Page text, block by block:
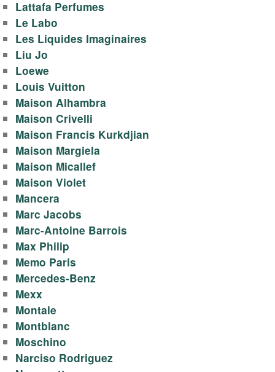
Lattafa Perfumes
Le Labo
Les Liquides Imaginaires
Liu Jo
Loewe
Louis Vuitton
Maison Alhambra
Maison Crivelli
Maison Francis Kurkdjian
Maison Margiela
Maison Micallef
Maison Violet
Mancera
Marc Jacobs
Marc-Antoine Barrois
Max Philip
Memo Paris
Mercedes-Benz
Mexx
Montale
Montblanc
Moschino
Narciso Rodriguez